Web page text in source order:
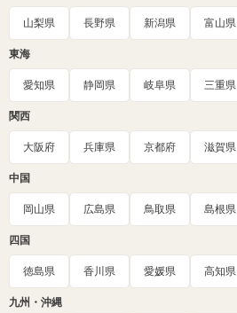
山梨県 長野県 新潟県 富山県
東海
愛知県 静岡県 岐阜県 三重県
関西
大阪府 兵庫県 京都府 滋賀県
中国
岡山県 広島県 鳥取県 島根県
四国
徳島県 香川県 愛媛県 高知県
九州・沖縄